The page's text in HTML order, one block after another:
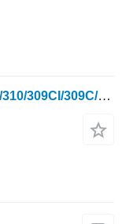
Mprhatsa,Lower linkage Fendt 515C/310/309CI/309C/308C für Fendt 515C/310/309CI/309C/308C Radtraktor